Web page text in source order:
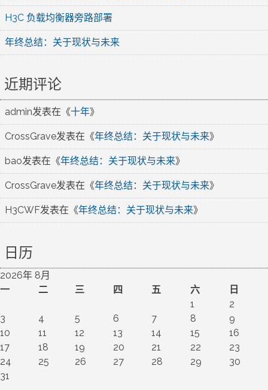
H3C 负载均衡器旁路部署
年终总结：关于现状与未来
近期评论
admin发表在《十年》
CrossGrave发表在《年终总结：关于现状与未来》
bao发表在《年终总结：关于现状与未来》
CrossGrave发表在《年终总结：关于现状与未来》
H3CWF发表在《年终总结：关于现状与未来》
日历
2026年 8月
一
二 三 四 五 六
日
1
2
3
4 5 6 7 8
9
10
11 12 13 14 15
16
17
18 19 20 21 22
23
24
25 26 27 28 29
30
31